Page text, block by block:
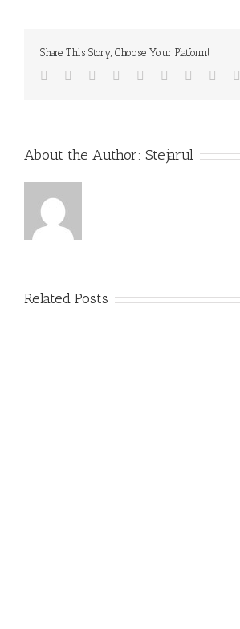
Share This Story, Choose Your Platform!
Facebook
TwitterLinkedin
Reddit TumblrGoogle+Pinterest
About the Author: Stejarul
Related Posts